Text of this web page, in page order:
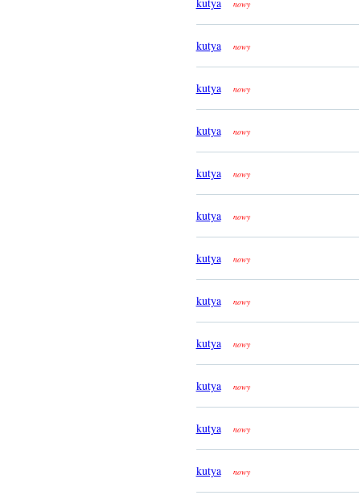
nowy
kutya nowy
kutya nowy
kutya nowy
kutya nowy
kutya nowy
kutya nowy
kutya nowy
kutya nowy
kutya nowy
kutya nowy
kutya nowy